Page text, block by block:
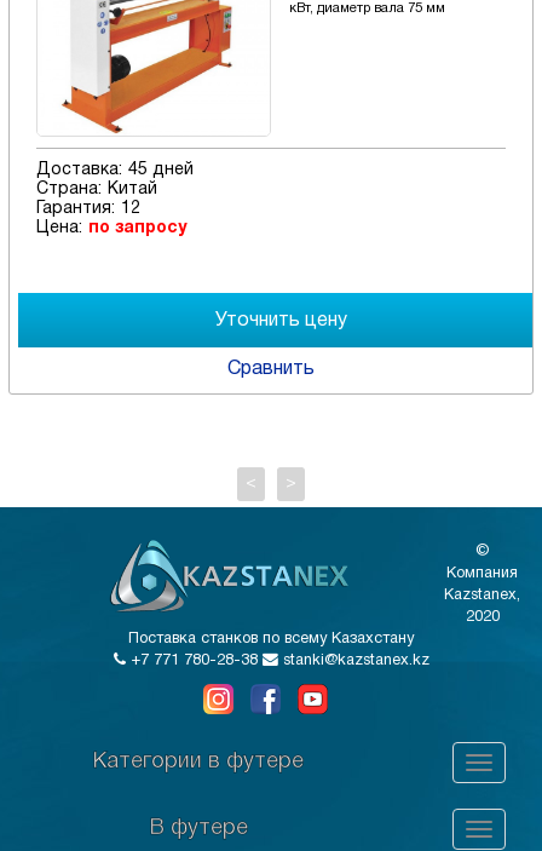
кВт, диаметр вала 75 мм
Доставка: 45 дней
Страна:
Китай
Гарантия:
12
Цена:
по запросу
Сравнить
< >
©
Компания
Kazstanex,
2020
Поставка станков по всему Казахстану
+7 771 780-28-38
stanki@kazstanex.kz
Категории в футере
В футере